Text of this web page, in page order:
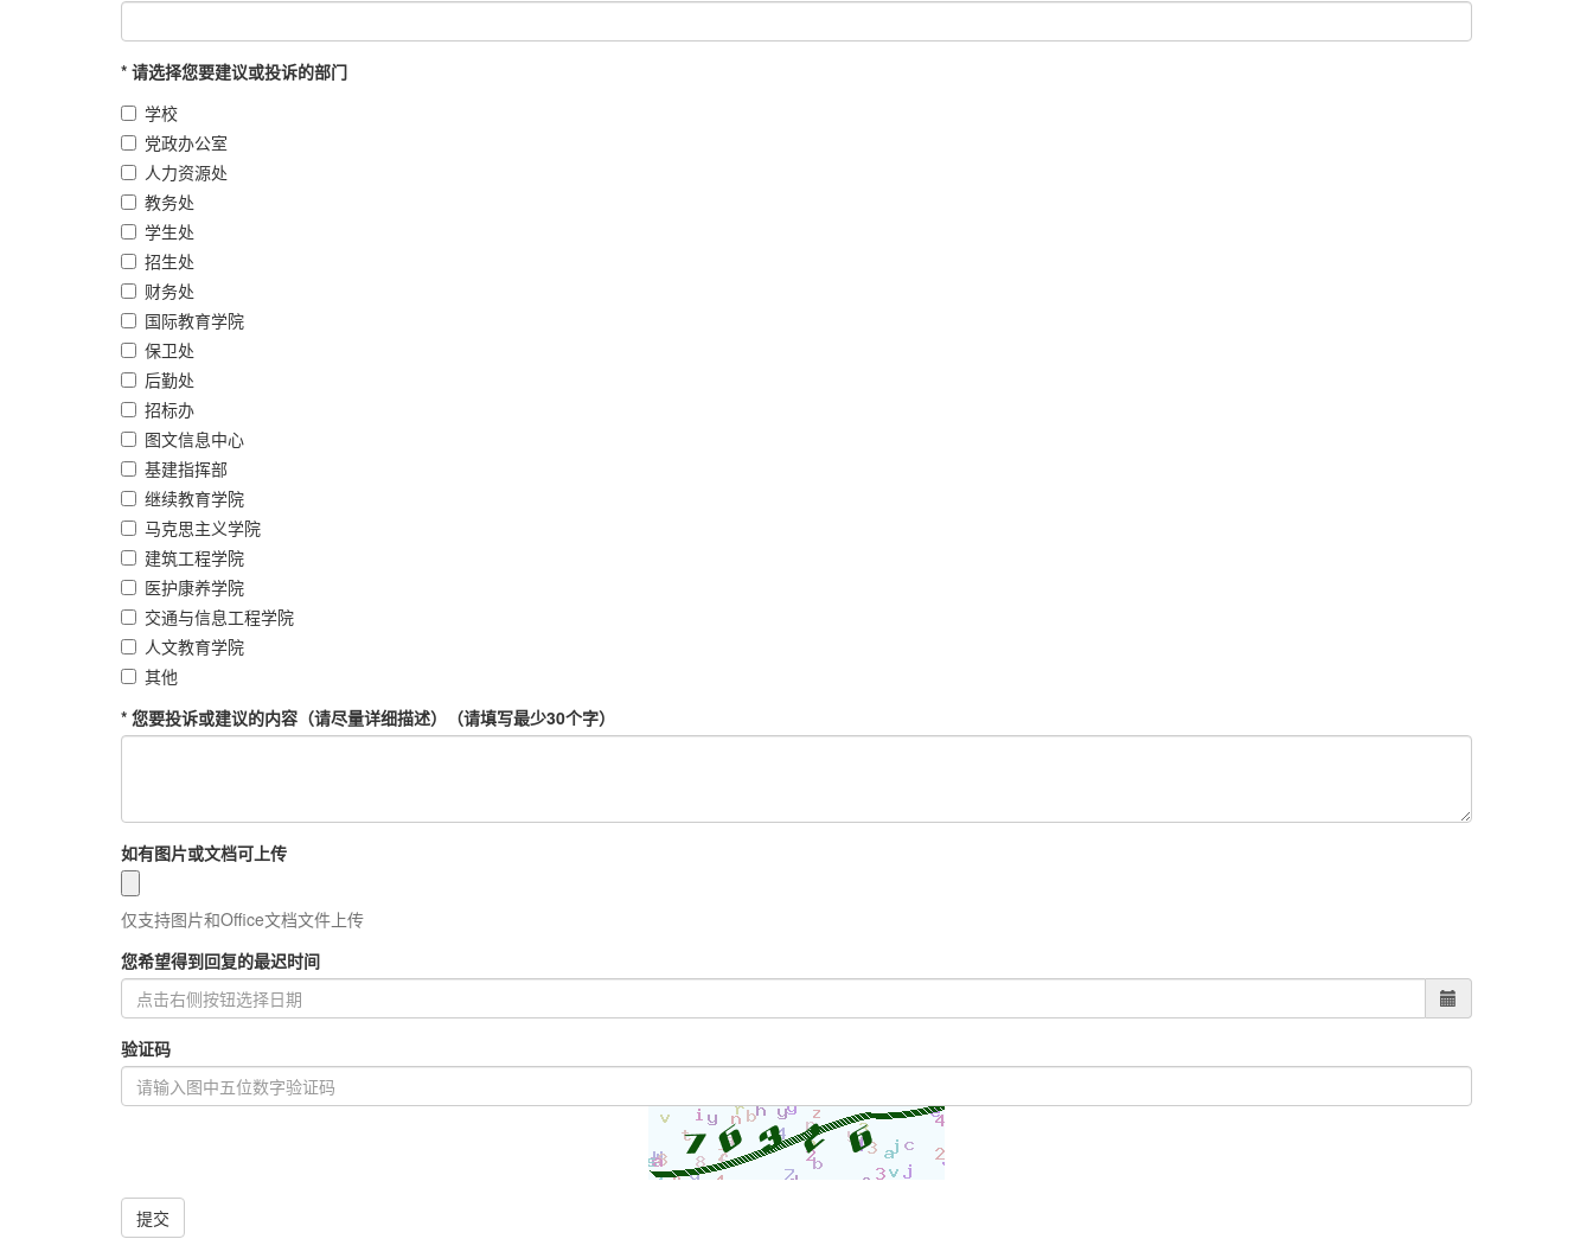
* 请选择您要建议或投诉的部门
学校
党政办公室
人力资源处
教务处
学生处
招生处
财务处
国际教育学院
保卫处
后勤处
招标办
图文信息中心
基建指挥部
继续教育学院
马克思主义学院
建筑工程学院
医护康养学院
交通与信息工程学院
人文教育学院
其他
* 您要投诉或建议的内容（请尽量详细描述）（请填写最少30个字）
如有图片或文档可上传
仅支持图片和Office文档文件上传
您希望得到回复的最迟时间
验证码
提交